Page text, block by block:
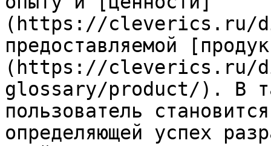
(https://cleverics.ru/
предоставляемой
(https://cleverics.ru/
glossary/product/). В
пользователь
определяющей успех